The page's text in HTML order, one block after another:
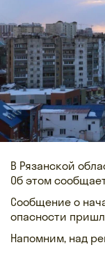
В Рязанской
Об этом
Сообщение о
опасности
Напомним, над